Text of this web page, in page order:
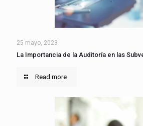
25 mayo, 2023
La Importancia de la Auditoría en las
Read more